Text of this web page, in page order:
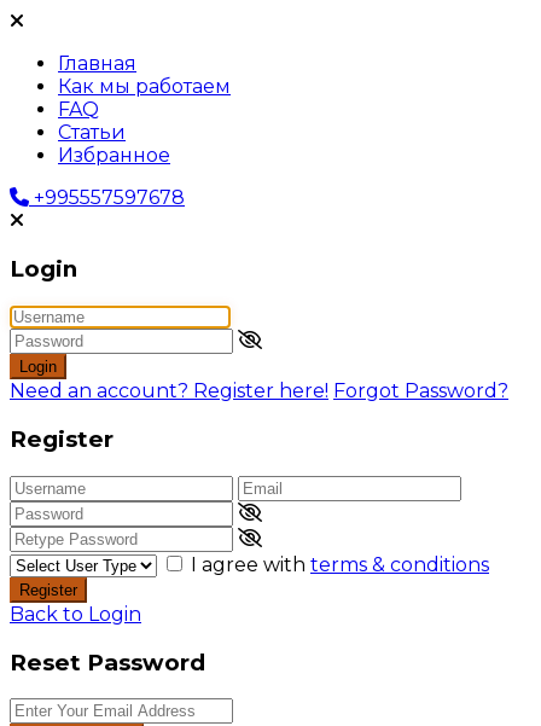
Главная
Как мы работаем
FAQ
Статьи
Избранное
+995557597678
Login
Login
Need an account? Register here! Forgot Password?
Register
I agree with terms & conditions
Register
Back to Login
Reset Password